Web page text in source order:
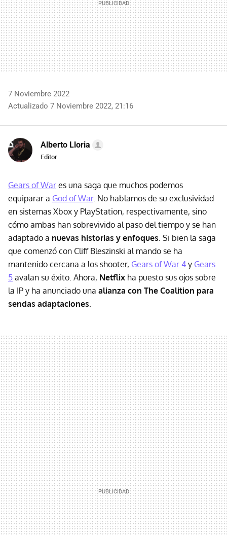
7 Noviembre 2022
Actualizado 7 Noviembre 2022, 21:16
Alberto Lloria
Editor
Gears of War es una saga que muchos podemos
equiparar a God of War. No hablamos de su exclusividad
en sistemas Xbox y PlayStation, respectivamente, sino
cómo ambas han sobrevivido al paso del tiempo y se han
adaptado a nuevas historias y enfoques . Si bien la saga
que comenzó con Cliff Bleszinski al mando se ha
mantenido cercana a los shooter, Gears of War 4 y Gears
5 avalan su éxito. Ahora, Netflix ha puesto sus ojos sobre
la IP y ha anunciado una alianza con The Coalition para
sendas adaptaciones